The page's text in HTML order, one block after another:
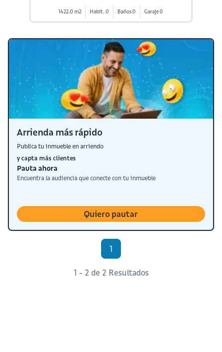
1422.0 m2 Habit. 0 Baños 0 Garaje 0
Arrienda más rápido
Publica tu inmueble en arriendo
y capta más clientes
Pauta ahora
Encuentra la audiencia que conecte con tu inmueble
Quiero pautar
1
1 - 2 de 2 Resultados